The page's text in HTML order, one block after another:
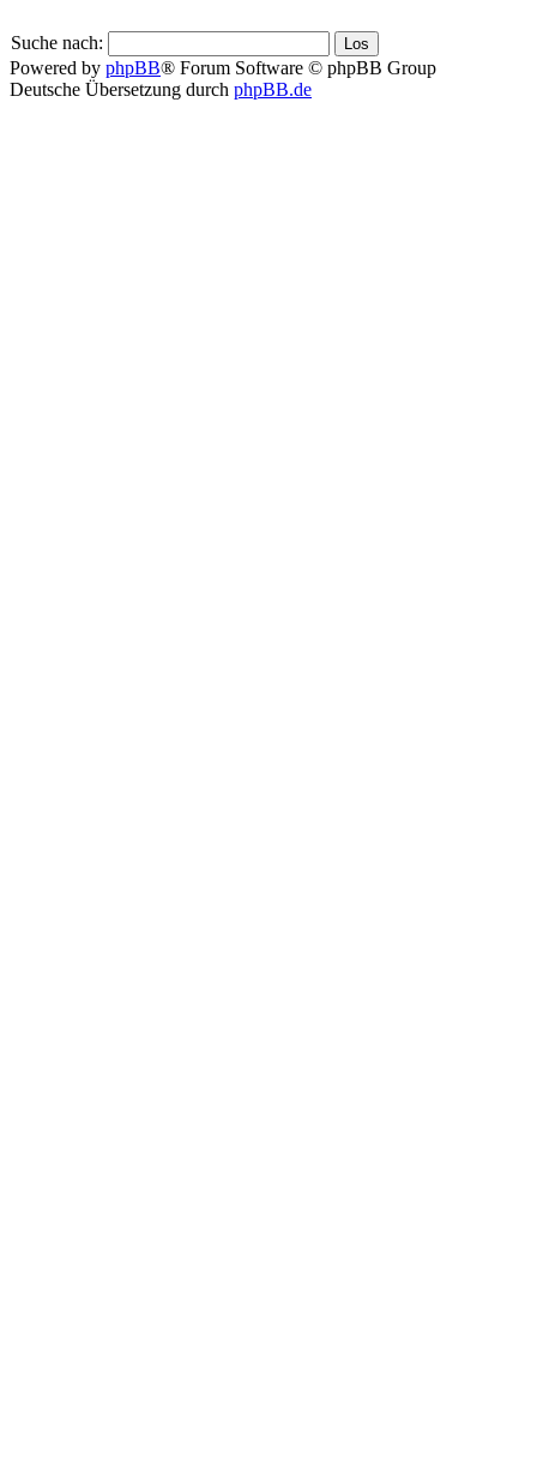
Suche nach:
Powered by phpBB® Forum Software © phpBB Group
Deutsche Übersetzung durch phpBB.de